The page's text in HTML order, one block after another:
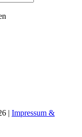
| Impressum &